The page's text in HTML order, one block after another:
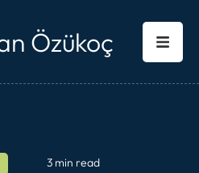
Özükoç
3 min read